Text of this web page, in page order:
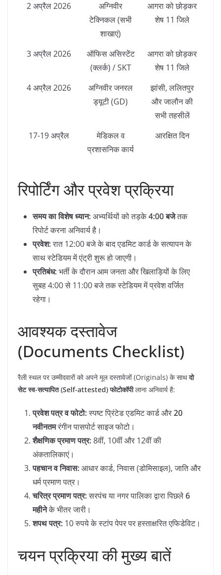
2 अप्रैल 2026
अग्निवीर
टेक्निकल (सभी
शाखाएं)
आगरा को छोड़कर
शेष 11 जिले
3 अप्रैल 2026
ऑफिस असिस्टेंट
(क्लर्क) / SKT
आगरा को छोड़कर
शेष 11 जिले
4 अप्रैल 2026
अग्निवीर जनरल
ड्यूटी (GD)
झांसी, ललितपुर
और जालौन की
सभी तहसीलें
17-19 अप्रैल
मेडिकल व
प्रशासनिक कार्य
आरक्षित दिन
रिपोर्टिंग और प्रवेश प्रक्रिया
समय का विशेष ध्यान:अभ्यर्थियों को तड़के4:00 बजेतक
रिपोर्ट करना अनिवार्य है।
प्रवेश:रात 12:00 बजे के बाद एडमिट कार्ड के सत्यापन के
साथ स्टेडियम में एंट्री शुरू हो जाएगी।
प्रतिबंध:भर्ती के दौरान आम जनता और खिलाड़ियों के लिए
सुबह 4:00 से 11:00 बजे तक स्टेडियम में प्रवेश वर्जित
रहेगा।
​आवश्यक दस्तावेज
(Documents Checklist)
​रैली स्थल पर उम्मीदवारों को अपने मूल दस्तावेजों (Originals) के साथदो
सेट स्व-सत्यापित (Self-attested) फोटोकॉपीलाना अनिवार्य है:
प्रवेश पत्र व फोटो:स्पष्ट प्रिंटेड एडमिट कार्ड और20
नवीनतमरंगीन पासपोर्ट साइज फोटो।
शैक्षणिक प्रमाण पत्र:8वीं, 10वीं और 12वीं की
अंकतालिकाएं।
पहचान व निवास:आधार कार्ड, निवास (डोमिसाइल), जाति और
धर्म प्रमाण पत्र।
चरित्र प्रमाण पत्र:सरपंच या नगर पालिका द्वारा पिछले6
महीनेके भीतर जारी।
शपथ पत्र: 10 रुपये के स्टांप पेपर पर हस्ताक्षरित एफिडेविट।
​चयन प्रक्रिया की मुख्य बातें